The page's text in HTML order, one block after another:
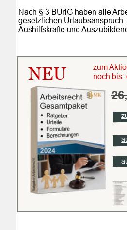
Nach § 3 BUrlG haben alle
gesetzlichen
Aushilfskräfte und
NEU
zum
noch bis: